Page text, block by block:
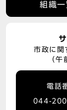
組織一
市政に関
（
電話
044-